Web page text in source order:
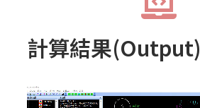
計算結果(Output)